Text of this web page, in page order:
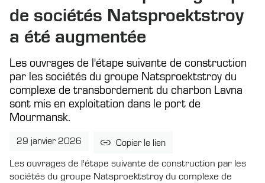
de sociétés Natsproektstroy
a été augmentée
Les ouvrages de l'étape suivante de construction
par les sociétés du groupe Natsproektstroy du
complexe de transbordement du charbon Lavna
sont mis en exploitation dans le port de
Mourmansk.
29 janvier 2026 Copier le lien
Les ouvrages de l'étape suivante de construction par les
sociétés du groupe Natsproektstroy du complexe de